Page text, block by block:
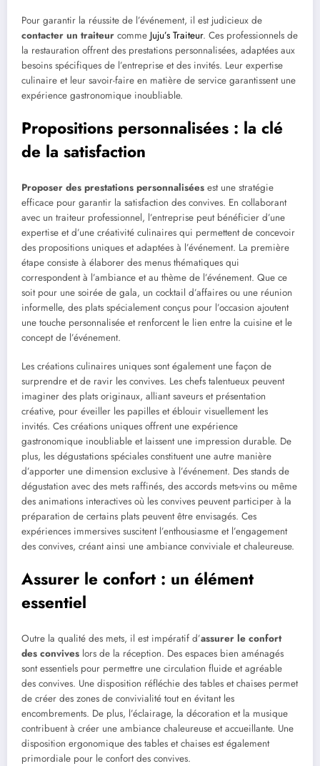
Pour garantir la réussite de l’événement, il est judicieux de
contacter un traiteur comme Juju’s Traiteur. Ces professionnels de
la restauration offrent des prestations personnalisées, adaptées aux
besoins spécifiques de l’entreprise et des invités. Leur expertise
culinaire et leur savoir-faire en matière de service garantissent une
expérience gastronomique inoubliable.
Propositions personnalisées : la clé
de la satisfaction
Proposer des prestations personnalisées est une stratégie
efficace pour garantir la satisfaction des convives. En collaborant
avec un traiteur professionnel, l’entreprise peut bénéficier d’une
expertise et d’une créativité culinaires qui permettent de concevoir
des propositions uniques et adaptées à l’événement. La première
étape consiste à élaborer des menus thématiques qui
correspondent à l’ambiance et au thème de l’événement. Que ce
soit pour une soirée de gala, un cocktail d’affaires ou une réunion
informelle, des plats spécialement conçus pour l’occasion ajoutent
une touche personnalisée et renforcent le lien entre la cuisine et le
concept de l’événement.
Les créations culinaires uniques sont également une façon de
surprendre et de ravir les convives. Les chefs talentueux peuvent
imaginer des plats originaux, alliant saveurs et présentation
créative, pour éveiller les papilles et éblouir visuellement les
invités. Ces créations uniques offrent une expérience
gastronomique inoubliable et laissent une impression durable. De
plus, les dégustations spéciales constituent une autre manière
d’apporter une dimension exclusive à l’événement. Des stands de
dégustation avec des mets raffinés, des accords mets-vins ou même
des animations interactives où les convives peuvent participer à la
préparation de certains plats peuvent être envisagés. Ces
expériences immersives suscitent l’enthousiasme et l’engagement
des convives, créant ainsi une ambiance conviviale et chaleureuse.
Assurer le confort : un élément
essentiel
Outre la qualité des mets, il est impératif d’assurer le confort
des convives lors de la réception. Des espaces bien aménagés
sont essentiels pour permettre une circulation fluide et agréable
des convives. Une disposition réfléchie des tables et chaises permet
de créer des zones de convivialité tout en évitant les
encombrements. De plus, l’éclairage, la décoration et la musique
contribuent à créer une ambiance chaleureuse et accueillante. Une
disposition ergonomique des tables et chaises est également
primordiale pour le confort des convives.